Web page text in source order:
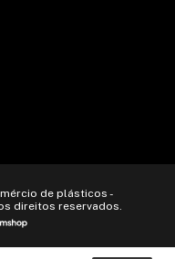
de plásticos -
direitos reservados.